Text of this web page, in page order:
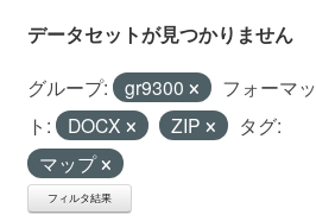
データセットが見つかりません
グループ: gr9300
フォーマッ
ト:
DOCX ZIP
タグ:
マップ
フィルタ結果